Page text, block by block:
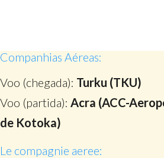
Companhias Aéreas:
Voo (chegada): Turku (TKU)
Voo (partida): Acra (ACC-
de Kotoka)
Le compagnie aeree: